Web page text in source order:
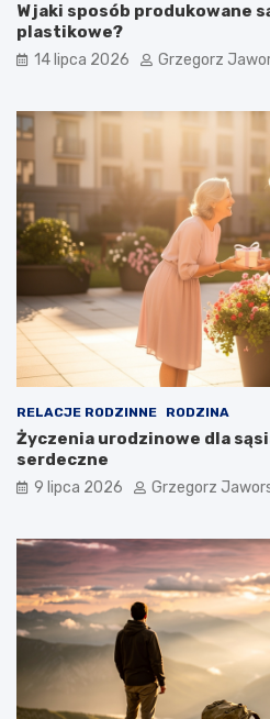
W jaki sposób produkowane
plastikowe?
14 lipca 2026 Grzegorz
RELACJE RODZINNE RODZINA
Życzenia urodzinowe dla
serdeczne
9 lipca 2026 Grzegorz